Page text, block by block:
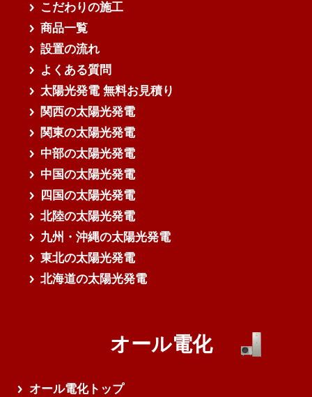
こだわりの施工
商品一覧
設置の流れ
よくある質問
太陽光発電 無料お見積り
関西の太陽光発電
関東の太陽光発電
中部の太陽光発電
中国の太陽光発電
四国の太陽光発電
北陸の太陽光発電
九州・沖縄の太陽光発電
東北の太陽光発電
北海道の太陽光発電
オール電化
オール電化トップ